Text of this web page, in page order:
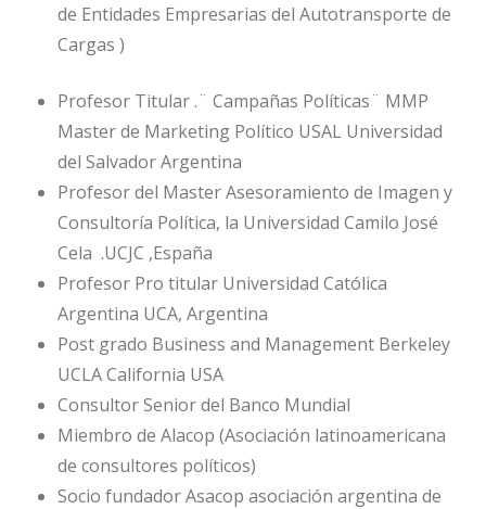
de Entidades Empresarias del Autotransporte de
Cargas )
Profesor Titular .¨ Campañas Políticas¨ MMP
Master de Marketing Político USAL Universidad
del Salvador Argentina
Profesor del Master Asesoramiento de Imagen y
Consultoría Política, la Universidad Camilo José
Cela .UCJC ,España
Profesor Pro titular Universidad Católica
Argentina UCA, Argentina
Post grado Business and Management Berkeley
UCLA California USA
Consultor Senior del Banco Mundial
Miembro de Alacop (Asociación latinoamericana
de consultores políticos)
Socio fundador Asacop asociación argentina de